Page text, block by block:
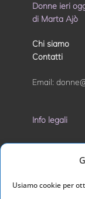
Usiamo cookie per
Donne ieri
di Marta Ajò
Chi siamo
Contatti
Email:
Info legali
Privacy
Cookie